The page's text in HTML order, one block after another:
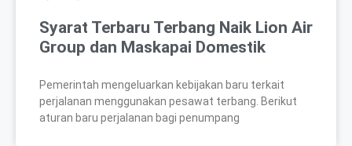
Syarat Terbaru Terbang Naik Lion Air
Group dan Maskapai Domestik
Pemerintah mengeluarkan kebijakan baru terkait
perjalanan menggunakan pesawat terbang. Berikut
aturan baru perjalanan bagi penumpang